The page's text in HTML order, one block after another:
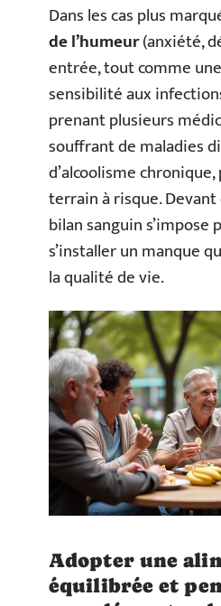
Dans les cas plus
de l’humeur(anxiété,
entrée, tout comme
sensibilité aux
prenant plusieurs
souffrant de maladies
d’alcoolisme
terrain à risque. Devant
bilan sanguin s’impose
s’installer un manque
la qualité de vie.
Adopter une
équilibrée et